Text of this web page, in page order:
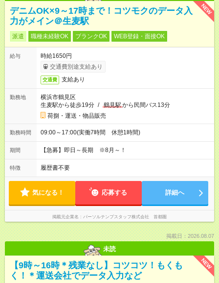
NEW
デニムOK×9～17時まで！コツモクのデータ入
力がメイン＠生麦駅
派遣 職種未経験OK ブランクOK WEB登録・面接OK
給与
時給1650円
交通費別途支給あり
交通費 支給あり
勤務地
横浜市鶴見区
生麦駅から徒歩19分 / 鶴見駅から民間バス13分
荷捌・運送・物品販売
勤務時間 09:00～17:00(実働7時間 休憩1時間)
期間 【急募】即日～長期 ※8月～！
特徴 履歴書不要
気になる！ 応募する 詳細へ
掲載元企業名 パーソルテンプスタッフ株式会社 首都圏
掲載日：2026.08.07
未読
NEW
【9時～16時＊残業なし】コツコツ！もくも
く！＊運送会社でデータ入力など